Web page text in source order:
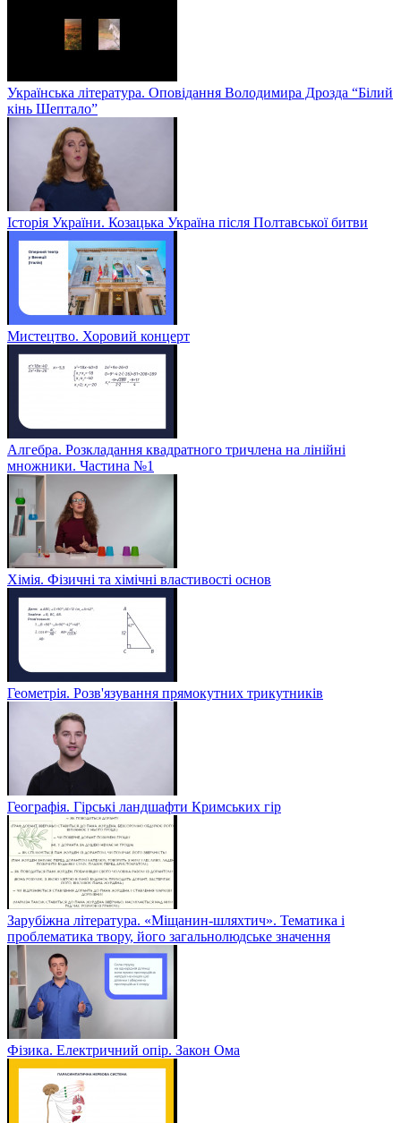
Українська література. Оповідання Володимира Дрозда “Білий
кінь Шептало”
Історія України. Козацька Україна після Полтавської битви
Мистецтво. Хоровий концерт
Алгебра. Розкладання квадратного тричлена на лінійні
множники. Частина №1
Хімія. Фізичні та хімічні властивості основ
Геометрія. Розв'язування прямокутних трикутників
Географія. Гірські ландшафти Кримських гір
Зарубіжна література. «Міщанин-шляхтич». Тематика і
проблематика твору, його загальнолюдське значення
Фізика. Електричний опір. Закон Ома